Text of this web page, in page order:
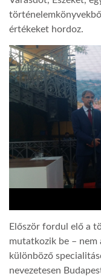
értékeket hordoz.
Először fordul elő a
mutatkozik be – nem
különböző
nevezetesen